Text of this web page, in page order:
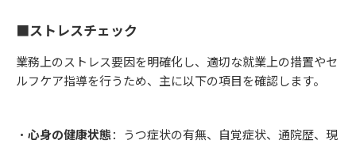
■ストレスチェック
業務上のストレス要因を明確化し、適切な就業上の措置やセ
ルフケア指導を行うため、主に以下の項目を確認します。
・ 心身の健康状態：うつ症状の有無、自覚症状、通院歴、現